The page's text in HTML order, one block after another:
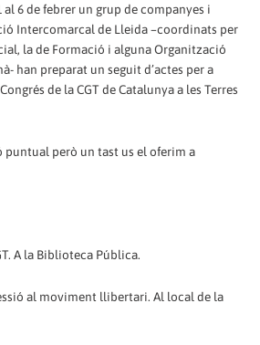
6 de febrer un grup de companyes i
Intercomarcal de Lleida –coordinats per
la de Formació i alguna Organització
han preparat un seguit d’actes per a
de la CGT de Catalunya a les Terres
però un tast us el oferim a
A la Biblioteca Pública.
al moviment llibertari. Al local de la